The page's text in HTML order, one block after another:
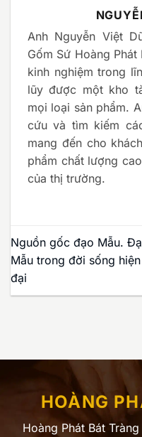
Anh Nguyễn Việt
Gốm Sứ Hoàng
kinh nghiệm trong
lũy được một kho
mọi loại sản phẩm.
cứu và tìm kiếm
mang đến cho
phẩm chất lượng
của thị trường.
Nguồn gốc đạo Mẫu.
Mẫu trong đời sống hiện
đại
HOÀNG
Hoàng Phát Bát